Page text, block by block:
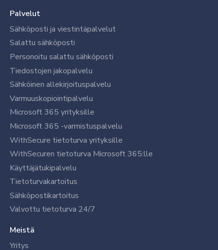
Palvelut
Sähköposti ja viestintäpalvelut
Salattu sähköposti
Personoitu salattu sähköposti
Tiedostojen jakopalvelu
Sähköinen allekirjoituspalvelu
Varmuuskopiointipalvelu
Microsoft 365 yrityksille
Microsoft 365 -varmistuspalvelu
WithSecure tietoturva yrityksille
WithSecuren tietoturva Microsoft 365:lle
Käyttäjätukipalvelu
Tietoturvakartoitus
Sähköpostikartoitus
Valvottu tietoturva 24/7
Meistä
Yritys